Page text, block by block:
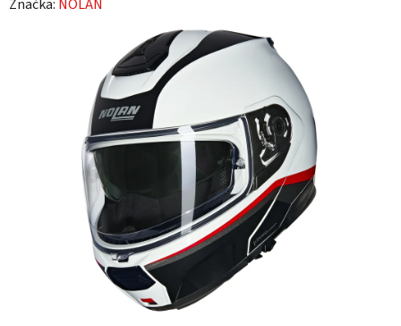
Značka: NOLAN